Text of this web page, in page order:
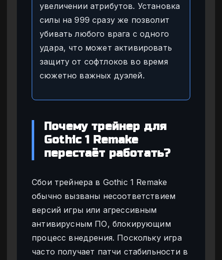
увеличении атрибутов. Установка
силы на 999 сразу же позволит
убивать любого врага с одного
удара, что может активировать
защиту от софтлоков во время
сюжетно важных дуэлей.
Почему трейнер для
Gothic 1 Remake
перестаёт работать?
Сбои трейнера в Gothic 1 Remake
обычно вызваны несоответствием
версий игры или агрессивным
антивирусным ПО, блокирующим
процесс внедрения. Поскольку игра
часто получает патчи стабильности в